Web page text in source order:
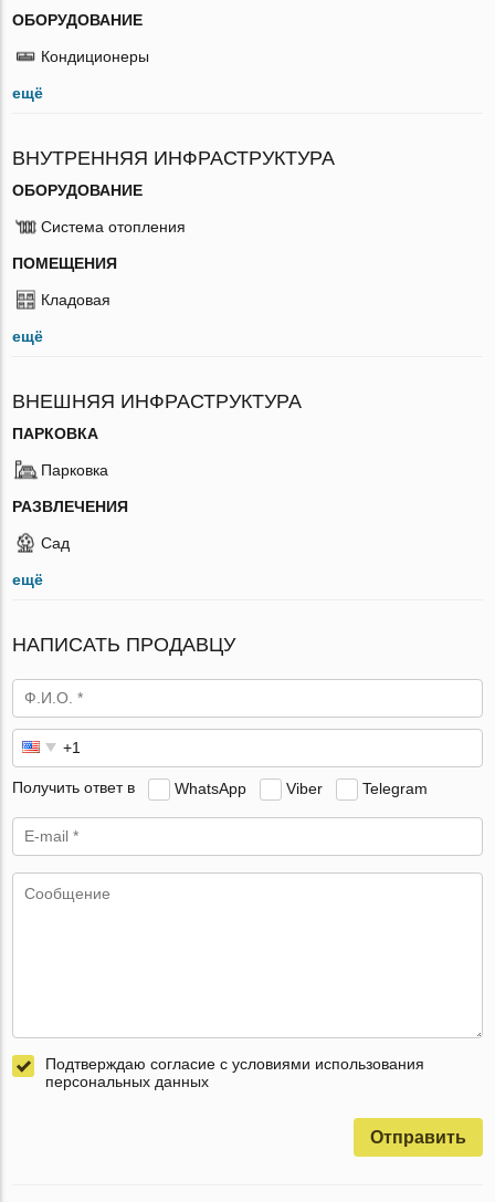
ОБОРУДОВАНИЕ
Кондиционеры
ещё
ВНУТРЕННЯЯ ИНФРАСТРУКТУРА
ОБОРУДОВАНИЕ
Система отопления
ПОМЕЩЕНИЯ
Кладовая
ещё
ВНЕШНЯЯ ИНФРАСТРУКТУРА
ПАРКОВКА
Парковка
РАЗВЛЕЧЕНИЯ
Сад
ещё
НАПИСАТЬ ПРОДАВЦУ
Получить ответ в WhatsApp Viber Telegram
Подтверждаю согласие с условиями использования
персональных данных
Отправить